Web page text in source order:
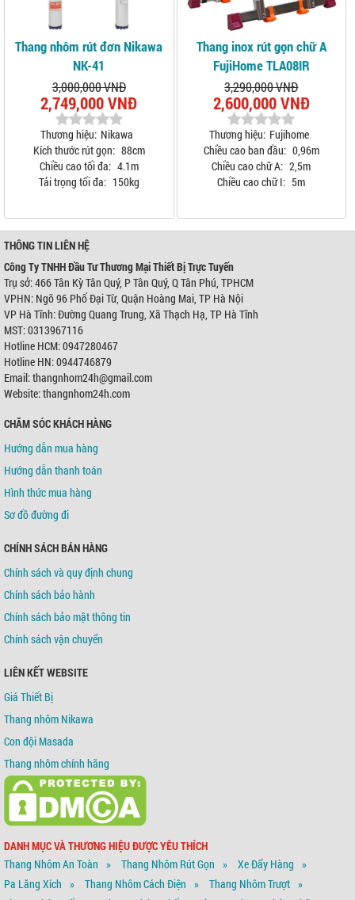
Thang nhôm rút đơn Nikawa
NK-41
3,000,000 VNĐ
2,749,000 VNĐ
Thương hiệu: Nikawa
Kích thước rút gọn: 88cm
Chiều cao tối đa: 4.1m
Tải trọng tối đa: 150kg
Thang inox rút gọn chữ A
FujiHome TLA08IR
3,290,000 VNĐ
2,600,000 VNĐ
Thương hiệu: Fujihome
Chiều cao ban đầu: 0,96m
Chiều cao chữ A: 2,5m
Chiều cao chữ I: 5m
THÔNG TIN LIÊN HỆ
Công Ty TNHH Đầu Tư Thương Mại Thiết Bị Trực Tuyến
Trụ sở: 466 Tân Kỳ Tân Quý, P Tân Quý, Q Tân Phú, TPHCM
VPHN: Ngõ 96 Phố Đại Từ, Quận Hoàng Mai, TP Hà Nội
VP Hà Tĩnh: Đường Quang Trung, Xã Thạch Hạ, TP Hà Tĩnh
MST: 0313967116
Hotline HCM: 0947280467
Hotline HN: 0944746879
Email: thangnhom24h@gmail.com
Website: thangnhom24h.com
CHĂM SÓC KHÁCH HÀNG
Hướng dẫn mua hàng
Hướng dẫn thanh toán
Hình thức mua hàng
Sơ đồ đường đi
CHÍNH SÁCH BÁN HÀNG
Chính sách và quy định chung
Chính sách bảo hành
Chính sách bảo mật thông tin
Chính sách vận chuyển
LIÊN KẾT WEBSITE
Giá Thiết Bị
Thang nhôm Nikawa
Con đội Masada
Thang nhôm chính hãng
DANH MỤC VÀ THƯƠNG HIỆU ĐƯỢC YÊU THÍCH
Thang Nhôm An Toàn
Thang Nhôm Rút Gọn
Xe Đẩy Hàng
Pa Lăng Xích
Thang Nhôm Cách Điện
Thang Nhôm Trượt